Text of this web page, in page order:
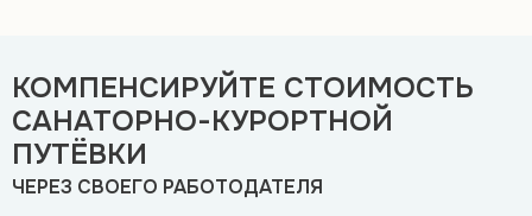
КОМПЕНСИРУЙТЕ СТОИМОСТЬ
САНАТОРНО-КУРОРТНОЙ
ПУТЁВКИ
ЧЕРЕЗ СВОЕГО РАБОТОДАТЕЛЯ